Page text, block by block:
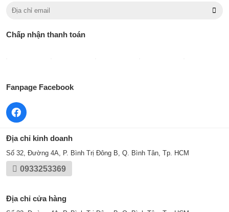
Chấp nhận thanh toán
Fanpage Facebook
Địa chỉ kinh doanh
Số 32, Đường 4A, P. Bình Trị Đông B, Q. Bình Tân, Tp. HCM
0933253369
Địa chỉ cửa hàng